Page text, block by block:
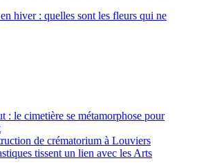
hiver : quelles sont les fleurs qui ne
: le cimetière se métamorphose pour
de crématorium à Louviers
tissent un lien avec les Arts